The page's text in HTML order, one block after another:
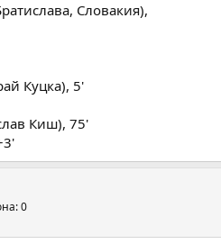
Словакия),
Куцка), 5'
Киш), 75'
0